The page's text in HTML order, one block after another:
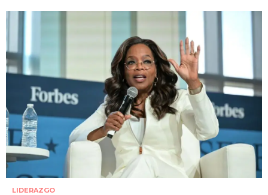
LIDERAZGO